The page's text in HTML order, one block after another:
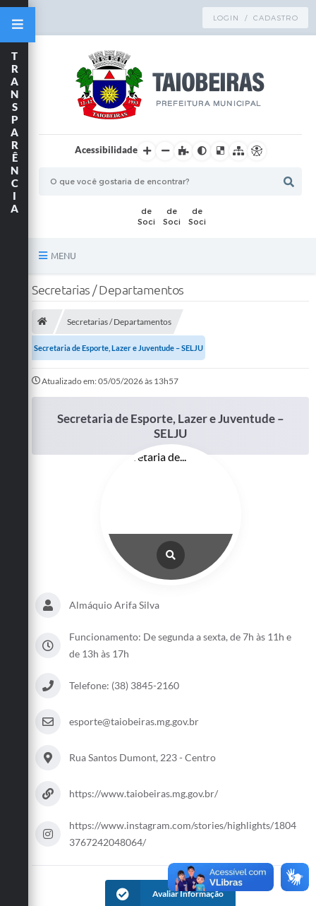
LOGIN / CADASTRO
Acessibilidade
MENU
Principal
A Nossa Cidade
Ouvidoria
Obras
Galeria de Vídeos
Links
T
R
A
N
S
P
A
R
Ê
N
C
I
A
Secretarias / Departamentos
Secretarias / Departamentos
Secretaria de Esporte, Lazer e Juventude – SELJU
Atualizado em: 05/05/2026 às 13h57
Secretaria de Esporte, Lazer e Juventude –
SELJU
Almáquio Arifa Silva
Funcionamento: De segunda a sexta, de 7h às 11h e
de 13h às 17h
Telefone: (38) 3845-2160
esporte@taiobeiras.mg.gov.br
Rua Santos Dumont, 223 - Centro
https://www.taiobeiras.mg.gov.br/
https://www.instagram.com/stories/highlights/1804
3767242048064/
Avaliar Informação